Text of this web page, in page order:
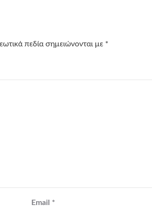
πεδία σημειώνονται με *
Email *